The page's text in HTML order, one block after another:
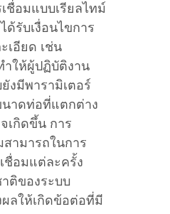
ชื่อมแบบเรียลไทม์
ด้รับเงื่อนไขการ
เอียด เช่น
ให้ผู้ปฏิบัติงาน
งมีพารามิเตอร์
นาดท่อที่แตกต่าง
เกิดขึ้น การ
ามารถในการ
ชื่อมแต่ละครั้ง
ติของระบบ
ลให้เกิดข้อต่อที่มี